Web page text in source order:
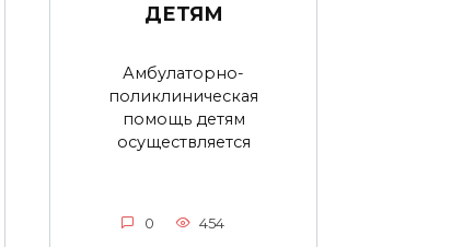
ДЕТЯМ
Амбулаторно-
поликлиническая
помощь детям
осуществляется
0 454